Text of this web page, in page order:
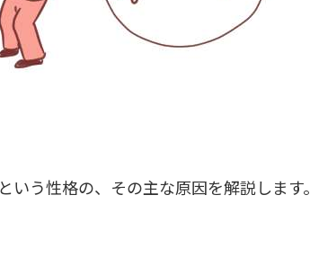
う性格の、その主な原因を解説します。